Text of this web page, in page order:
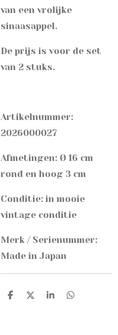
van een vrolijke
sinaasappel.
De prijs is voor de set
van 2 stuks.
Artikelnummer:
2026000027
Afmetingen: Ø 16 cm
rond en hoog 3 cm
Conditie: in mooie
vintage conditie
Merk / Serienummer:
Made in Japan
D
D
S
D